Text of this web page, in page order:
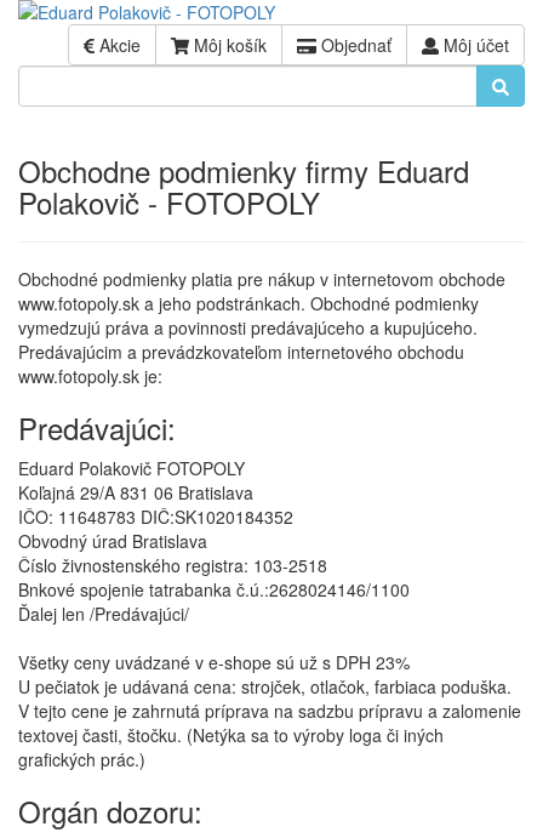
Akcie Môj košík Objednať Môj účet
Obchodne podmienky firmy Eduard
Polakovič - FOTOPOLY
Obchodné podmienky platia pre nákup v internetovom obchode
www.fotopoly.sk a jeho podstránkach. Obchodné podmienky
vymedzujú práva a povinnosti predávajúceho a kupujúceho.
Predávajúcim a prevádzkovateľom internetového obchodu
www.fotopoly.sk je:
Predávajúci:
Eduard Polakovič FOTOPOLY
Koľajná 29/A 831 06 Bratislava
IČO: 11648783 DIČ:SK1020184352
Obvodný úrad Bratislava
Číslo živnostenského registra: 103-2518
Bnkové spojenie tatrabanka č.ú.:2628024146/1100
Ďalej len /Predávajúci/
Všetky ceny uvádzané v e-shope sú už s DPH 23%
U pečiatok je udávaná cena: strojček, otlačok, farbiaca poduška.
V tejto cene je zahrnutá príprava na sadzbu prípravu a zalomenie
textovej časti, štočku. (Netýka sa to výroby loga či iných
grafických prác.)
Orgán dozoru: